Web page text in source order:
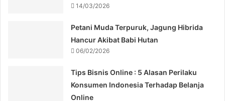
14/03/2026
Petani Muda Terpuruk, Jagung Hibrida
Hancur Akibat Babi Hutan
06/02/2026
Tips Bisnis Online : 5 Alasan Perilaku
Konsumen Indonesia Terhadap Belanja
Online